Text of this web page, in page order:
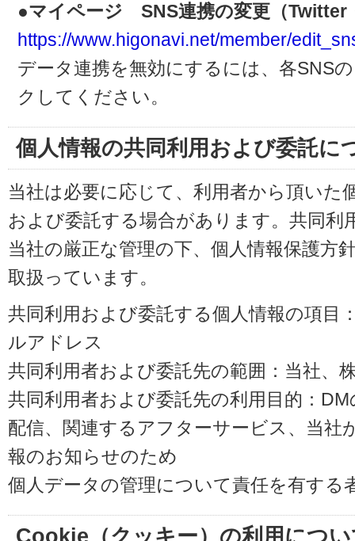
●マイページ SNS連携の変更（Twitter
https://www.higonavi.net/member/
データ連携を無効にするには、各SNS
クしてください。
個人情報の共同利用および委託に
当社は必要に応じて、利用者から頂いた
および委託する場合があります。共同利
当社の厳正な管理の下、個人情報保護方
取扱っています。
共同利用および委託する個人情報の項目
ルアドレス
共同利用者および委託先の範囲：当社、
共同利用者および委託先の利用目的：
配信、関連するアフターサービス、当社
報のお知らせのため
個人データの管理について責任を有する
Cookie（クッキー）の利用につ